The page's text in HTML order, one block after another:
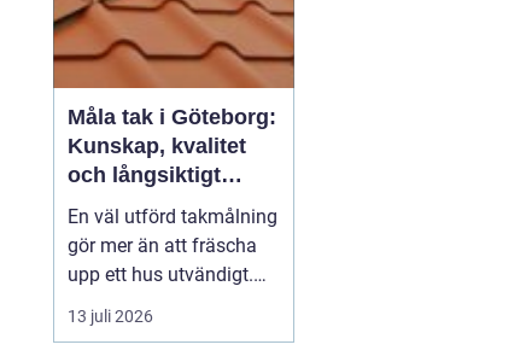
Måla tak i Göteborg:
Kunskap, kvalitet
och långsiktigt
skydd vid
takmålning i
Göteborg
En väl utförd takmålning
gör mer än att fräscha
upp ett hus utvändigt.
Den förlänger takets
livslängd, skyddar mot
13 juli 2026